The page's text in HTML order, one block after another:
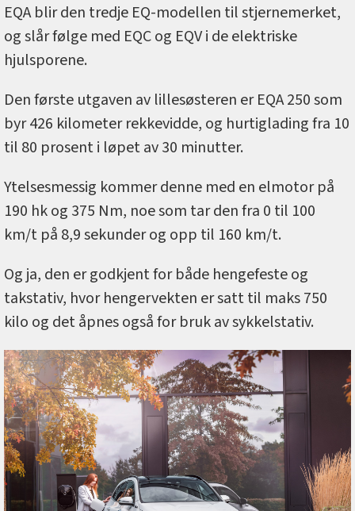
EQA blir den tredje EQ-modellen til stjernemerket,
og slår følge med EQC og EQV i de elektriske
hjulsporene.
Den første utgaven av lillesøsteren er EQA 250 som
byr 426 kilometer rekkevidde, og hurtiglading fra 10
til 80 prosent i løpet av 30 minutter.
Ytelsesmessig kommer denne med en elmotor på
190 hk og 375 Nm, noe som tar den fra 0 til 100
km/t på 8,9 sekunder og opp til 160 km/t.
Og ja, den er godkjent for både hengefeste og
takstativ, hvor hengervekten er satt til maks 750
kilo og det åpnes også for bruk av sykkelstativ.